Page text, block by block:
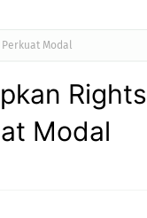
Perkuat Modal
Rights
Modal